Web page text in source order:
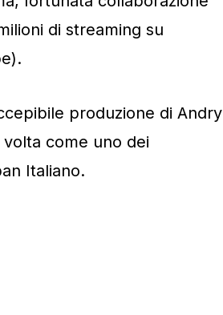
di streaming su
produzione di Andry
come uno dei
Italiano.